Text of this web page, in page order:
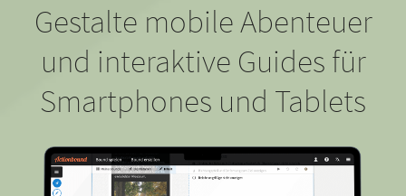
Gestalte mobile Abenteuer
und interaktive Guides für
Smartphones und Tablets